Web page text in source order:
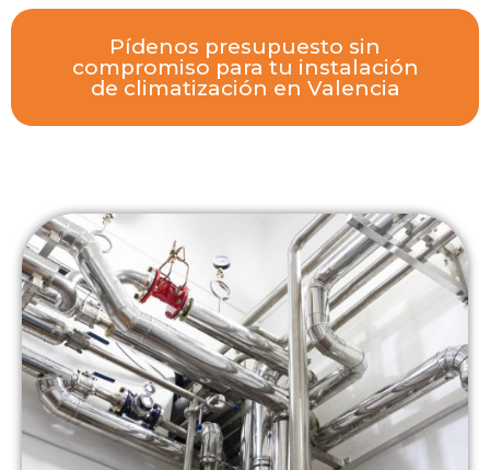
Pídenos presupuesto sin
compromiso para tu instalación
de climatización en Valencia